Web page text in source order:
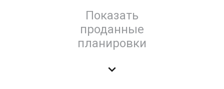
Показать
проданные
планировки
